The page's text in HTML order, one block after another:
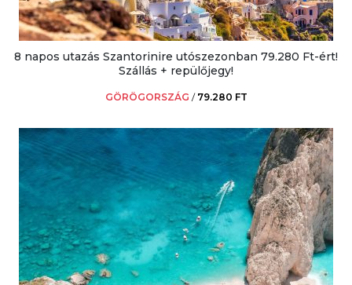
8 napos utazás Szantorinire utószezonban 79.280 Ft-ért!
Szállás + repülőjegy!
GÖRÖGORSZÁG / 79.280 FT